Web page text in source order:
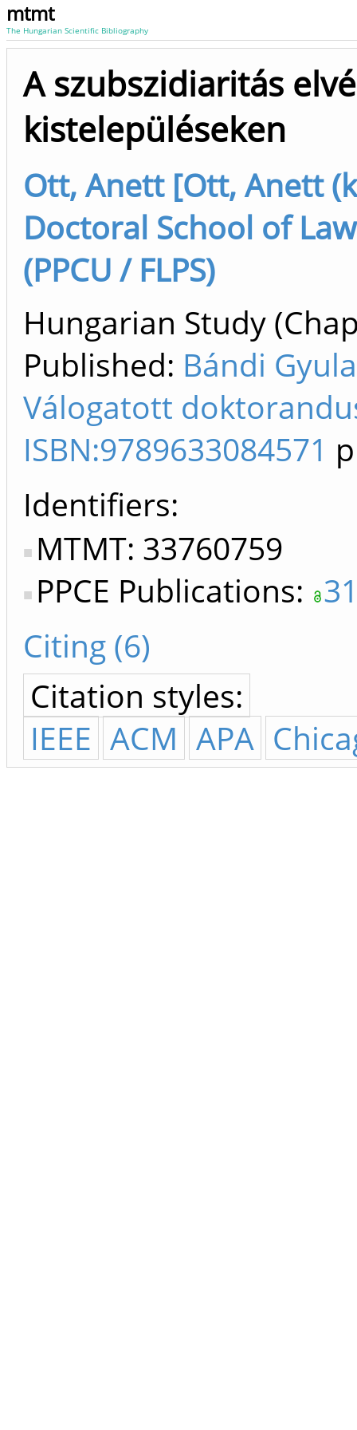
mtmt
The Hungarian Scientific Bibliography
A szubszidiaritás
kistelepüléseken
Ott, Anett [Ott, Anett
Doctoral School of
(PPCU / FLPS)
Hungarian Study
Published: Bándi
Válogatott
ISBN:9789633084571
Identifiers
MTMT: 33760759
PPCE Publications:
Citing (6)
Citation styles:
IEEE ACM APA